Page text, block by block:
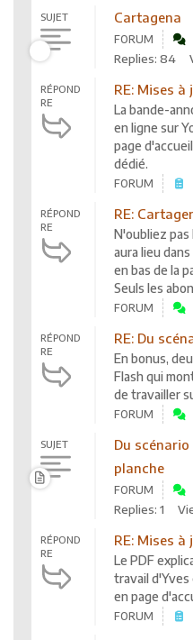
SUJET Cartagena
FORUM
Replies: 84
RÉPOND
RE
RE: Mises
La bande-
en ligne sur
page
dédié.
FORUM
RÉPOND
RE
RE:
N'oubliez pas
aura lieu
en bas de la
Seuls les
FORUM
RÉPOND
RE
RE: Du
En bonus,
Flash qui
de travailler
FORUM
SUJET
Du scénario
planche
FORUM
Replies: 1
RÉPOND
RE
RE: Mises
Le PDF
travail d'Yves
en page
FORUM